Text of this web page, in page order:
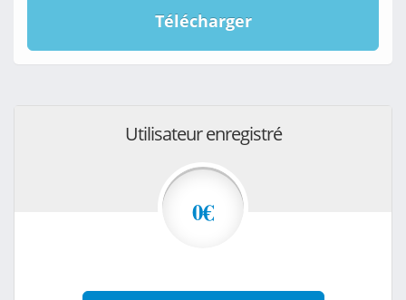
Télécharger
Utilisateur enregistré
0€